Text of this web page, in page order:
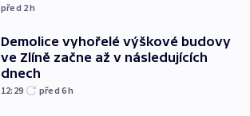
před 2h
Demolice vyhořelé výškové budovy
ve Zlíně začne až v následujících
dnech
12:29 před 6h